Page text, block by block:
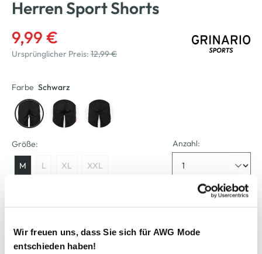
Wir freuen uns, dass Sie sich für AWG Mode
entschieden haben!
Herren Sport Shorts
9,99 €
Ursprünglicher Preis: 12,99 €
Farbe Schwarz
Größe:
M L XL XXL
Anzahl:
In den Warenkorb